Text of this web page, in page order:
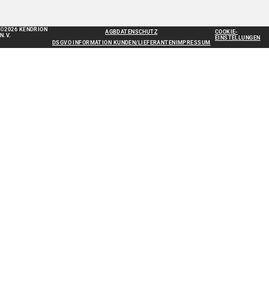
©2026 KENDRION
N.V.
AGBDATENSCHUTZ
DSGVO INFORMATION KUNDEN/LIEFERANTEN IMPRESSUM
COOKIE-
EINSTELLUNGEN